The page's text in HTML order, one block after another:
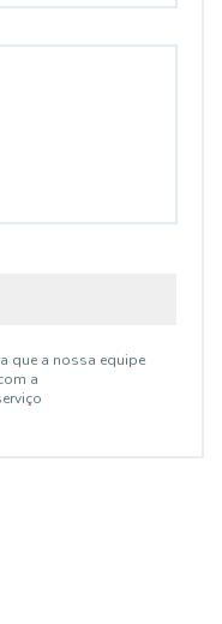
que a nossa equipe
a